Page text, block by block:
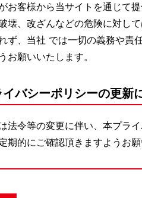
お客様から当サイトを通じて
壊、改ざんなどの危険に対し
ず、当社 では一切の義務や責
お願いいたします。
イバシーポリシーの更新
法令等の変更に伴い、本プラ
期的にご確認頂きますようお願